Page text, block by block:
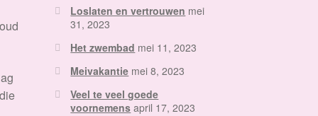
Loslaten en vertrouwen mei
31, 2023
Het zwembad mei 11, 2023
Meivakantie mei 8, 2023
Veel te veel goede
voornemens april 17, 2023